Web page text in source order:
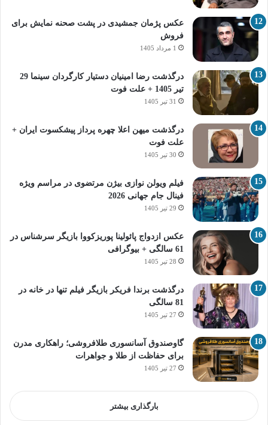
عکس پژمان جمشیدی در پشت صحنه نمایش برای
فروش
1 مرداد 1405
درگذشت رضا امینیان دستیار کارگردان سینما 29
تیر 1405 + علت فوت
31 تیر 1405
درگذشت میهن اعلا چهره پرداز پیشکسوت ایران +
علت فوت
30 تیر 1405
فیلم ویولن نوازی بیژن مرتضوی در مراسم ویژه
فینال جام جهانی 2026
29 تیر 1405
عکس ازدواج پائولینا پوریزکووا بازیگر سرشناس در
61 سالگی + بیوگرافی
28 تیر 1405
درگذشت برندا فریکر بازیگر فیلم تنها در خانه در
81 سالگی
27 تیر 1405
گاوصندوق آسانسوری طلافروشی؛ راهکاری مدرن
برای حفاظت از طلا و جواهرات
27 تیر 1405
بارگذاری بیشتر